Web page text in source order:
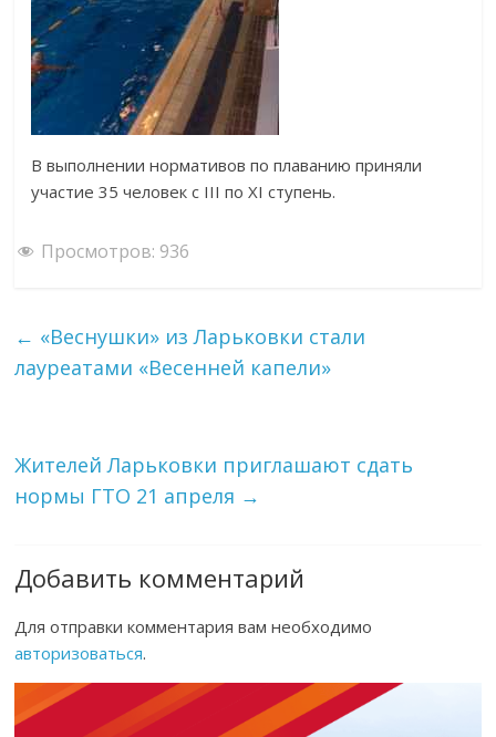
В выполнении нормативов по плаванию приняли
участие 35 человек с III по XI ступень.
Просмотров: 936
← «Веснушки» из Ларьковки стали
лауреатами «Весенней капели»
Жителей Ларьковки приглашают сдать
нормы ГТО 21 апреля →
Добавить комментарий
Для отправки комментария вам необходимо
авторизоваться.